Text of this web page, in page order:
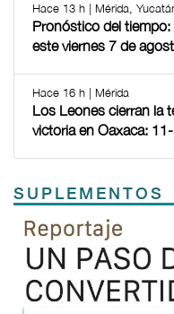
Hace 13 h | Mérida,
Pronóstico del tiempo:
este viernes 7 de
Hace 16 h | Mérida
Los Leones cierran la
victoria en Oaxaca:
SUPLEMENTOS